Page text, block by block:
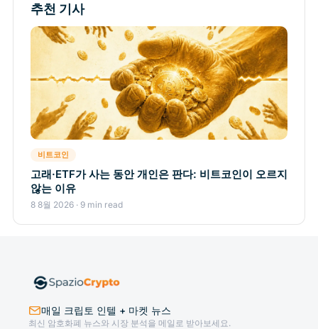
추천 기사
비트코인
고래·ETF가 사는 동안 개인은 판다: 비트코인이 오르지
않는 이유
8 8월 2026 · 9 min read
매일 크립토 인텔 + 마켓 뉴스
최신 암호화폐 뉴스와 시장 분석을 메일로 받아보세요.